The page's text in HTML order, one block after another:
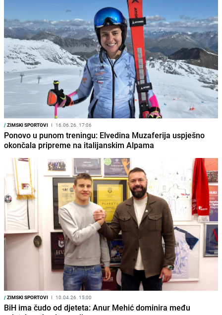
/ZIMSKI SPORTOVI I 16.06.26. 17:06
Ponovo u punom treningu: Elvedina Muzaferija uspješno
okončala pripreme na italijanskim Alpama
/ZIMSKI SPORTOVI I 10.04.26. 15:00
BiH ima čudo od djeteta: Anur Mehić dominira među